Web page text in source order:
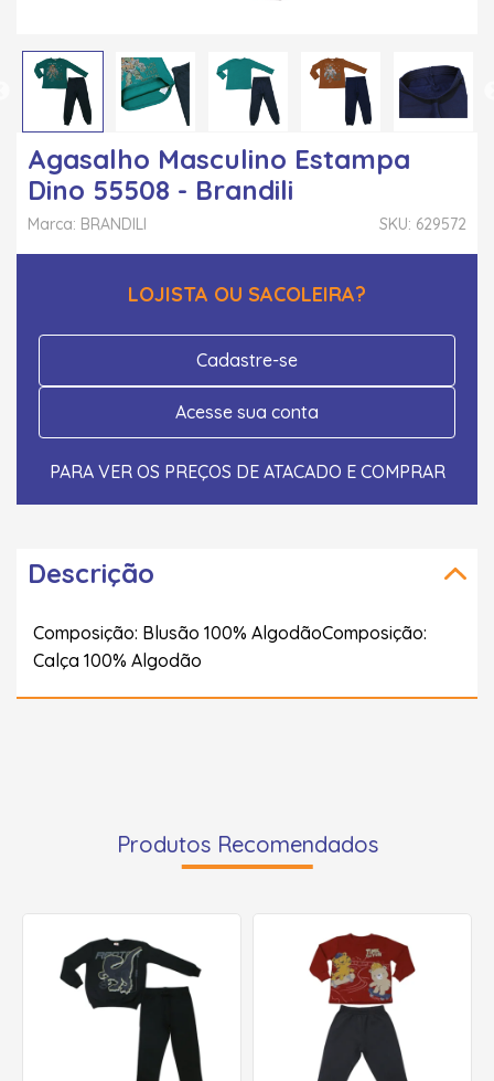
Agasalho Masculino Estampa
Dino 55508 - Brandili
SKU: 629572
Marca: BRANDILI
LOJISTA OU SACOLEIRA?
Cadastre-se
Acesse sua conta
PARA VER OS PREÇOS DE ATACADO E COMPRAR
Descrição
Composição: Blusão 100% AlgodãoComposição:
Calça 100% Algodão
Produtos Recomendados